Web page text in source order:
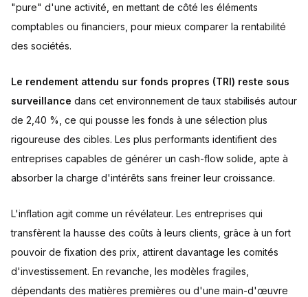
"pure" d'une activité, en mettant de côté les éléments
comptables ou financiers, pour mieux comparer la rentabilité
des sociétés.
Le rendement attendu sur fonds propres (TRI) reste sous
surveillance dans cet environnement de taux stabilisés autour
de 2,40 %, ce qui pousse les fonds à une sélection plus
rigoureuse des cibles. Les plus performants identifient des
entreprises capables de générer un cash-flow solide, apte à
absorber la charge d'intérêts sans freiner leur croissance.
L'inflation agit comme un révélateur. Les entreprises qui
transfèrent la hausse des coûts à leurs clients, grâce à un fort
pouvoir de fixation des prix, attirent davantage les comités
d'investissement. En revanche, les modèles fragiles,
dépendants des matières premières ou d'une main-d'œuvre